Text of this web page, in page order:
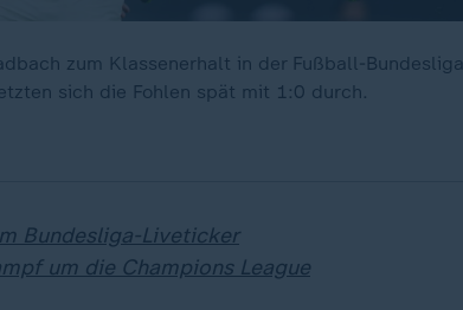
zum Klassenerhalt in der Fußball-Bundesliga
sich die Fohlen spät mit 1:0 durch.
Bundesliga-Liveticker
um die Champions League